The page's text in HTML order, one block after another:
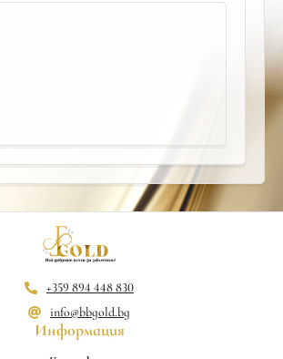
+359 894 448 830
info@bbgold.bg
Информация